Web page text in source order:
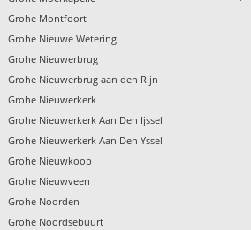
Grohe Montfoort
Grohe Nieuwe Wetering
Grohe Nieuwerbrug
Grohe Nieuwerbrug aan den Rijn
Grohe Nieuwerkerk
Grohe Nieuwerkerk Aan Den Ijssel
Grohe Nieuwerkerk Aan Den Yssel
Grohe Nieuwkoop
Grohe Nieuwveen
Grohe Noorden
Grohe Noordsebuurt